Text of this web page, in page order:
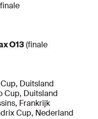
O13(finale
Duitsland
Cup, Duitsland
Frankrijk
Cup, Nederland